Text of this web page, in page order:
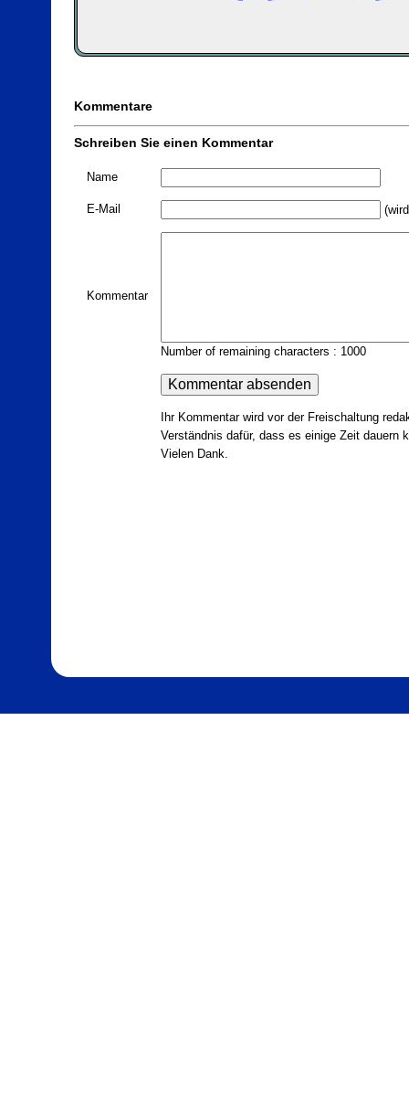
Kommentare
Schreiben Sie einen Kommentar
Name
E-Mail
Kommentar
Number of remaining characters : 1000
Ihr Kommentar wird vor der Freischaltung
Verständnis dafür, dass es einige Zeit
Vielen Dank.